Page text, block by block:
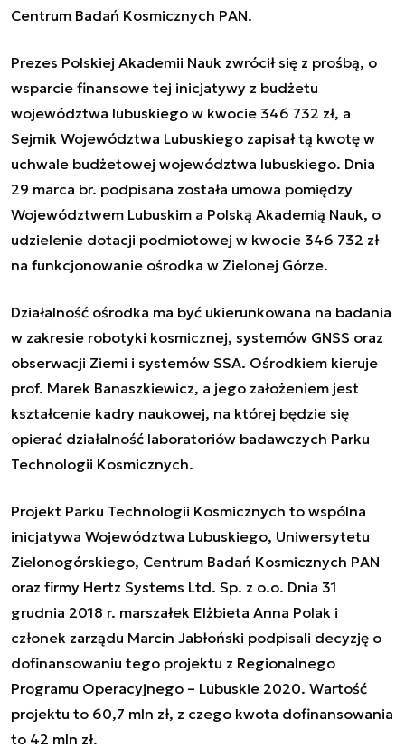
Centrum Badań Kosmicznych PAN.
Prezes Polskiej Akademii Nauk zwrócił się z prośbą, o
wsparcie finansowe tej inicjatywy z budżetu
województwa lubuskiego w kwocie 346 732 zł, a
Sejmik Województwa Lubuskiego zapisał tą kwotę w
uchwale budżetowej województwa lubuskiego. Dnia
29 marca br. podpisana została umowa pomiędzy
Województwem Lubuskim a Polską Akademią Nauk, o
udzielenie dotacji podmiotowej w kwocie 346 732 zł
na funkcjonowanie ośrodka w Zielonej Górze.
Działalność ośrodka ma być ukierunkowana na badania
w zakresie robotyki kosmicznej, systemów GNSS oraz
obserwacji Ziemi i systemów SSA. Ośrodkiem kieruje
prof. Marek Banaszkiewicz, a jego założeniem jest
kształcenie kadry naukowej, na której będzie się
opierać działalność laboratoriów badawczych Parku
Technologii Kosmicznych.
Projekt Parku Technologii Kosmicznych to wspólna
inicjatywa Województwa Lubuskiego, Uniwersytetu
Zielonogórskiego, Centrum Badań Kosmicznych PAN
oraz firmy Hertz Systems Ltd. Sp. z o.o. Dnia 31
grudnia 2018 r. marszałek Elżbieta Anna Polak i
członek zarządu Marcin Jabłoński podpisali decyzję o
dofinansowaniu tego projektu z Regionalnego
Programu Operacyjnego – Lubuskie 2020. Wartość
projektu to 60,7 mln zł, z czego kwota dofinansowania
to 42 mln zł.